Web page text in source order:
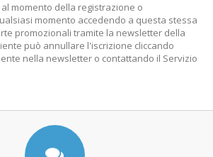
al momento della registrazione o
momento accedendo a questa stessa
promozionali tramite la newsletter della
può annullare l'iscrizione cliccando
nella newsletter o contattando il Servizio